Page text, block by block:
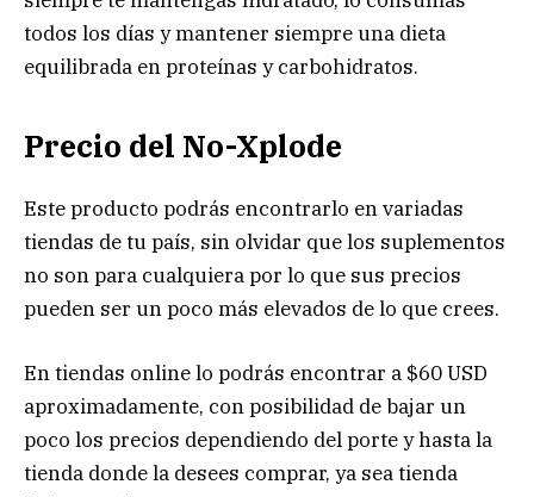
todos los días y mantener siempre una dieta
equilibrada en proteínas y carbohidratos.
Precio del No-Xplode
Este producto podrás encontrarlo en variadas
tiendas de tu país, sin olvidar que los suplementos
no son para cualquiera por lo que sus precios
pueden ser un poco más elevados de lo que crees.
En tiendas online lo podrás encontrar a $60 USD
aproximadamente, con posibilidad de bajar un
poco los precios dependiendo del porte y hasta la
tienda donde la desees comprar, ya sea tienda